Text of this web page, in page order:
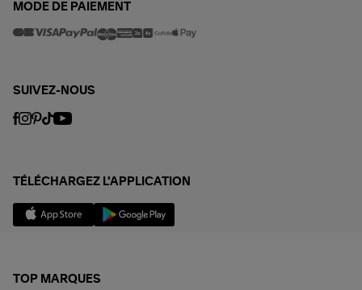
MODE DE PAIEMENT
SUIVEZ-NOUS
TÉLÉCHARGEZ L'APPLICATION
TOP MARQUES